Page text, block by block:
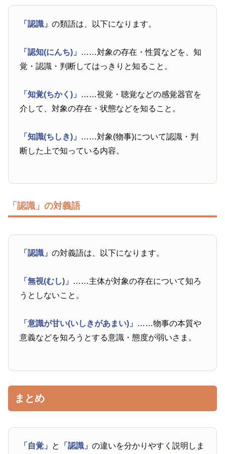
「認識」の類語は、以下になります。
「認知(にんち)」 ……対象の存在・性質などを、知
覚・認識・判断してはっきりと知ること。
「知覚(ちかく)」 ……視覚・聴覚などの感覚器官を
介して、対象の存在・状態などを知ること。
「知識(ちしき)」 ……対象(物事)について認識・判
断した上で知っている内容。
「認識」の対義語
「認識」の対義語は、以下になります。
「無視(むし)」 ……主体が対象の存在について知ろ
うとしないこと。
「意識が甘い(いしきがあまい)」 ……物事の本質や
意義などを知ろうとする意識・態度が弱いさま。
まとめ
「自覚」 と 「認識」の違いを分かりやすく説明しま